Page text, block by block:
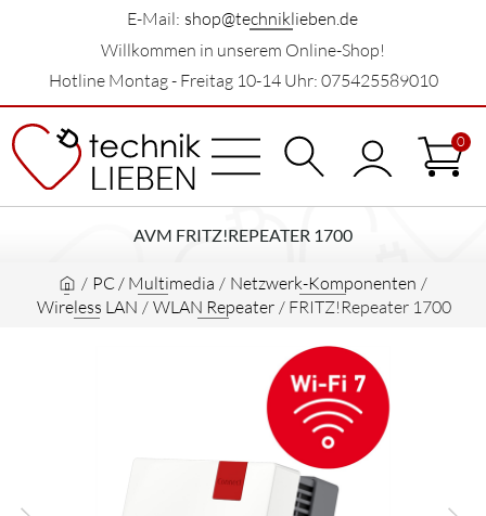
E-Mail: shop@techniklieben.de
Willkommen in unserem Online-Shop!
Hotline Montag - Freitag 10-14 Uhr: 075425589010
0
AVM FRITZ!REPEATER 1700
/ PC / Multimedia / Netzwerk-Komponenten /
Wireless LAN / WLAN Repeater / FRITZ!Repeater 1700